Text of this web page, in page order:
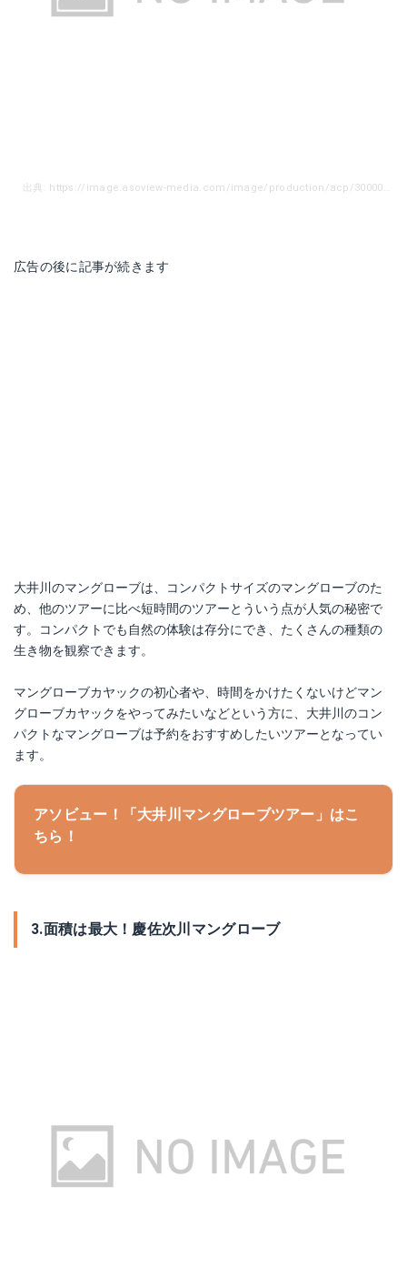
広告の後に記事が続きます
大井川のマングローブは、コンパクトサイズのマングローブのた
め、他のツアーに比べ短時間のツアーとういう点が人気の秘密で
す。コンパクトでも自然の体験は存分にでき、たくさんの種類の
生き物を観察できます。
マングローブカヤックの初心者や、時間をかけたくないけどマン
グローブカヤックをやってみたいなどという方に、大井川のコン
パクトなマングローブは予約をおすすめしたいツアーとなってい
ます。
アソビュー！「大井川マングローブツアー」はこ
ちら！
3.面積は最大！慶佐次川マングローブ